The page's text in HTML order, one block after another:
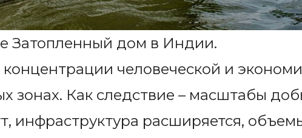
Затопленный дом в Индии.
человеческой и
зонах. Как следствие – масштабы
инфраструктура расширяется,